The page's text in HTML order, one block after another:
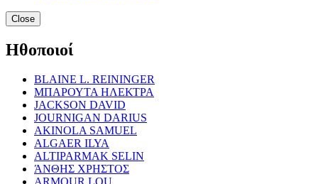
Close
Ηθοποιοί
BLAINE L. REININGER
ΜΠΑΡΟΥΤΑ ΗΛΕΚΤΡΑ
JACKSON DAVID
JOURNIGAN DARIUS
AKINOLA SAMUEL
ALGAER ILYA
ALTIPARMAK SELIN
ΆΝΘΗΣ ΧΡΗΣΤΟΣ